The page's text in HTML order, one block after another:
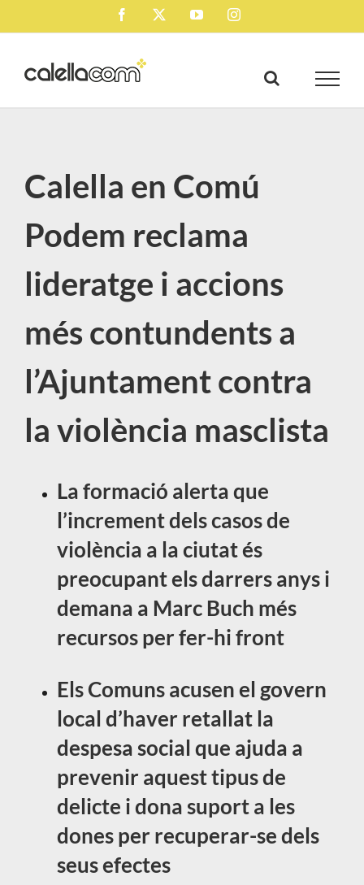
to
Facebook YouTubeInstagram
Calella en Comú
Podem reclama
lideratge i accions
més contundents a
l’Ajuntament contra
la violència masclista
La formació alerta que
l’increment dels casos de
violència a la ciutat és
preocupant els darrers anys i
demana a Marc Buch més
recursos per fer-hi front
Els Comuns acusen el govern
local d’haver retallat la
despesa social que ajuda a
prevenir aquest tipus de
delicte i dona suport a les
dones per recuperar-se dels
seus efectes